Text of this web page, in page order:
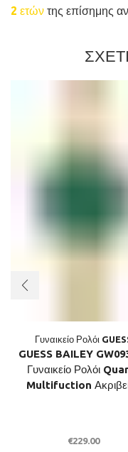
2 ετών της επίσημης
Γυναικείο Ρολόι
GUESS BAILEY
Γυναικείο Ρολόι
Multifuction
€229.00